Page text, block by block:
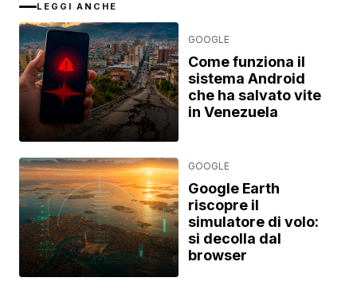
LEGGI ANCHE
GOOGLE
Come funziona il
sistema Android
che ha salvato vite
in Venezuela
GOOGLE
Google Earth
riscopre il
simulatore di volo:
si decolla dal
browser